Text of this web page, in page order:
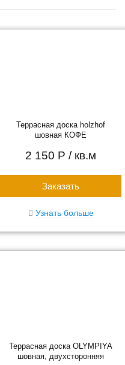
Террасная доска holzhof
шовная КОФЕ
2 150 Р / кв.м
Заказать
Узнать больше
Террасная доска OLYMPIYA
шовная, двухсторонняя